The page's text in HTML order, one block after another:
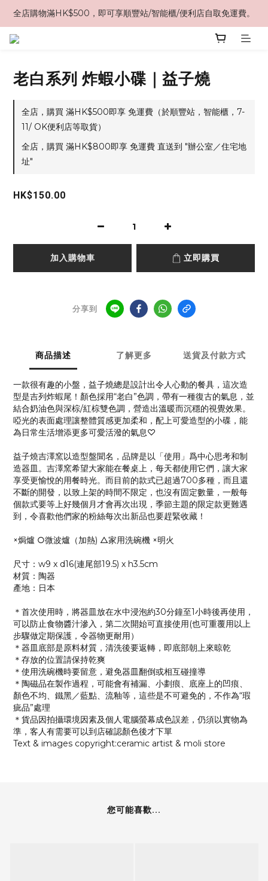
全店購物滿HK$500，即可享順豐站/智能櫃/便利店自取免運費。
老白系列 炸蝦小碟｜益子燒
全店，購買 滿HK$500即享 免運費（於順豐站，智能櫃，7-
11/ OK便利店等取貨）
全店，購買 滿HK$800即享 免運費 直送到 "辦公室／住宅地
址"
HK$150.00
加入購物車 立即購買
分享到
商品描述 了解更多 送貨及付款方式
一款很有趣的小盤，益子燒總是設計出令人心動的餐具，這次造
型是吉列炸蝦尾！顏色採用“老白”色調，帶有一種復古的氣息，並
結合奶油色與深棕/紅棕雙色調，營造出溫暖而沉穩的視覺效果。
啞光的表面處理讓整體質感更加柔和，配上可愛造型的小碟，能
為日常生活增添更多可愛活潑的氣息♡
益子燒吉澤窯以造型盤聞名，品牌是以「使用」爲中心思考和制
造器皿。吉澤窯希望大家能在餐桌上，每天都使用它們，讓大家
享受更愉悅的用餐時光。而目前的款式已超過700多種，而且還
不斷的開發，以致上架的時間不限定，也沒有固定數量，一般每
個款式要等上好幾個月才會再次出現，季節主題的限定款更難遇
到，令喜歡他們家的粉絲每次出新品也要趕緊收藏！
×焗爐 ○微波爐（加熱) △家用洗碗機 ×明火
尺寸：w9 x d16(連尾部19.5) x h3.5cm
材質：陶器
產地：日本
＊首次使用時，將器皿放在水中浸泡約30分鐘至1小時後再使用，
可以防止食物醬汁滲入，第二次開始可直接使用(也可重覆用以上
步驟做定期保護，令器物更耐用）
＊器皿底部是原料材質，清洗後要返轉，即底部朝上來晾乾
＊存放的位置請保持乾爽
＊使用洗碗機時要留意，避免器皿翻倒或相互碰撞導
＊陶磁品在製作過程，可能會有補漏、小劃痕、底座上的凹痕、
顏色不均、鐵黑／藍點、流釉等，這些是不可避免的，不作為“瑕
疵品”處理
＊貨品因拍攝環境因素及個人電腦螢幕成色誤差，仍須以實物為
準，客人有需要可以到店確認顏色後才下單
Text & images copyright:ceramic artist & moli store
您可能喜歡...